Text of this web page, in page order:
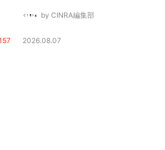
by CINRA編集部
2026.08.07